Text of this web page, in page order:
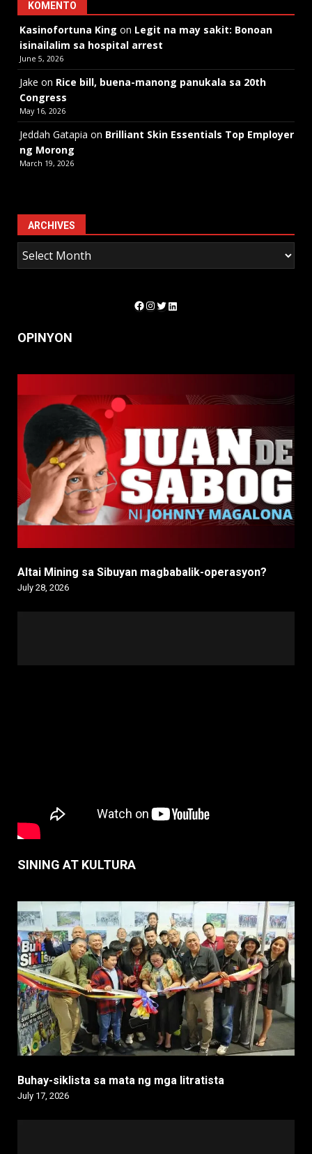
KOMENTO
Kasinofortuna King on Legit na may sakit: Bonoan
isinailalim sa hospital arrest
June 5, 2026
Jake on Rice bill, buena-manong panukala sa 20th
Congress
May 16, 2026
Jeddah Gatapia on Brilliant Skin Essentials Top Employer
ng Morong
March 19, 2026
ARCHIVES
Facebook
Instagram
Twitter
LinkedIn
OPINYON
Altai Mining sa Sibuyan magbabalik-operasyon?
July 28, 2026
SINING AT KULTURA
Buhay-siklista sa mata ng mga litratista
July 17, 2026